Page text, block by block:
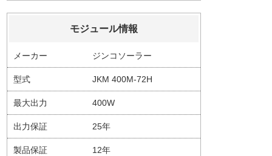
モジュール情報
メーカー ジンコソーラー
型式 JKM 400M-72H
最大出力 400W
出力保証 25年
製品保証 12年